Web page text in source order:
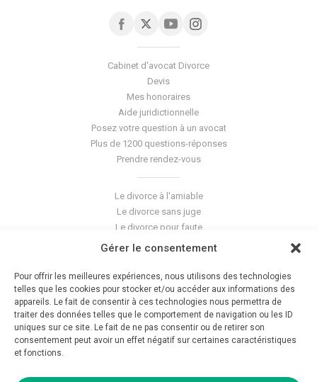
Gérer le consentement
Pour offrir les meilleures expériences, nous utilisons des technologies
telles que les cookies pour stocker et/ou accéder aux informations des
appareils. Le fait de consentir à ces technologies nous permettra de
traiter des données telles que le comportement de navigation ou les ID
uniques sur ce site. Le fait de ne pas consentir ou de retirer son
consentement peut avoir un effet négatif sur certaines caractéristiques
et fonctions.
Cabinet d'avocat Divorce
Devis
Mes honoraires
Aide juridictionnelle
Posez votre question à un avocat
Plus de 1200 questions-réponses
Prendre rendez-vous
Le divorce à l'amiable
Le divorce sans juge
Le divorce pour faute
Le divorce accepté
La séparation de corps
Les violences conjugales
Le blog du cabinet
Glossaire